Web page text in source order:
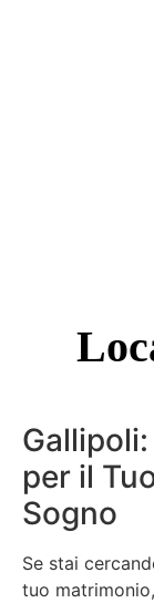
per il
Sogno
Se stai
tuo matrimonio,